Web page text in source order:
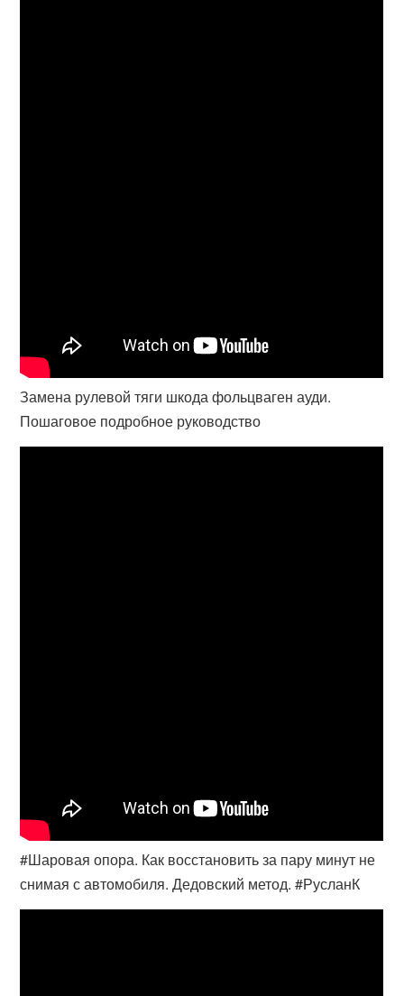
Замена рулевой тяги шкода фольцваген ауди.
Пошаговое подробное руководство
#Шаровая опора. Как восстановить за пару минут не
снимая с автомобиля. Дедовский метод. #РусланК